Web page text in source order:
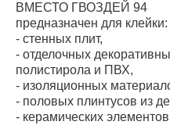
ВМЕСТО ГВОЗДЕЙ 94
предназначен для клейки:
- стенных плит,
- отделочных
полистирола и ПВХ,
- изоляционных
- половых плинтусов из
- керамических